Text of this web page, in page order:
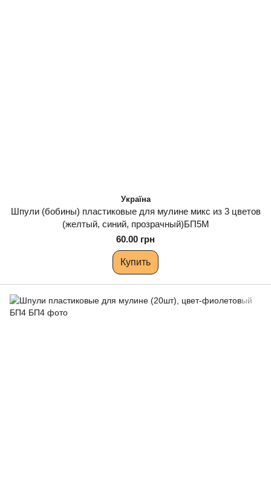
Україна
Шпули (бобины) пластиковые для мулине микс из 3 цветов
(желтый, синий, прозрачный)БП5М
60.00 грн
Купить